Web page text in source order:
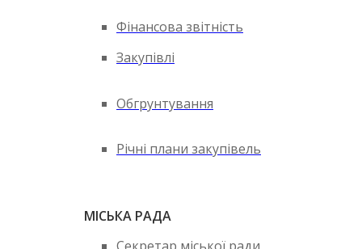
Фінансова звітність
Закупівлі
Обгрунтування
Річні плани закупівель
МІСЬКА РАДА
Секретар міської ради